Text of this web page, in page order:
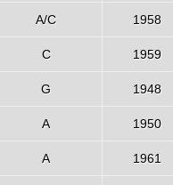
A/C 1958
C 1959
G 1948
A 1950
A 1961